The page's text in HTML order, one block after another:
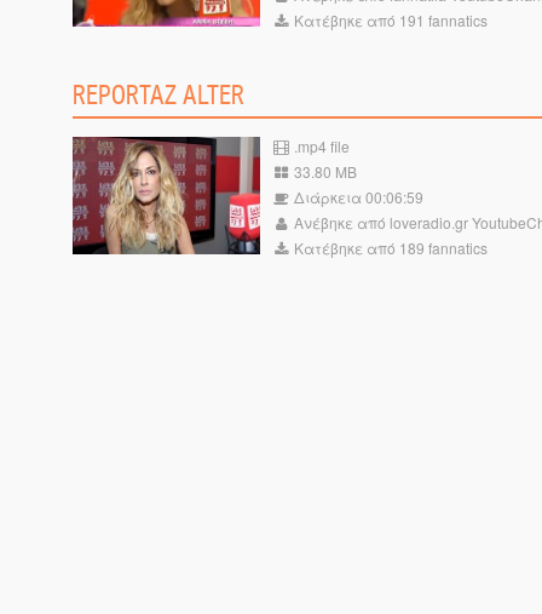
Κατέβηκε από 191 fannatics
REPORTAZ ALTER
.mp4 file
33.80 MB
Διάρκεια 00:06:59
Ανέβηκε από loveradio.gr
Κατέβηκε από 189 fannatics